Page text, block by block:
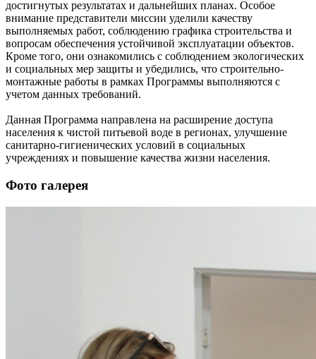
достигнутых результатах и дальнейших планах. Особое
внимание представители миссии уделили качеству
выполняемых работ, соблюдению графика строительства и
вопросам обеспечения устойчивой эксплуатации объектов.
Кроме того, они ознакомились с соблюдением экологических
и социальных мер защиты и убедились, что строительно-
монтажные работы в рамках Программы выполняются с
учетом данных требований.
Данная Программа направлена на расширение доступа
населения к чистой питьевой воде в регионах, улучшение
санитарно-гигиенических условий в социальных
учреждениях и повышение качества жизни населения.
Фото галерея